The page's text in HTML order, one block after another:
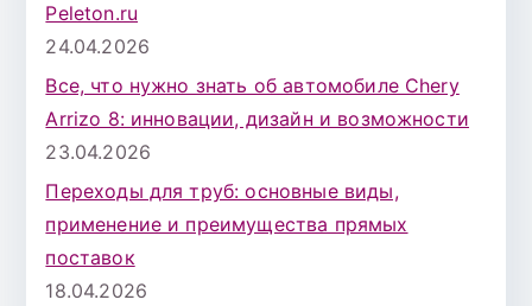
Peleton.ru
24.04.2026
Все, что нужно знать об автомобиле Chery
Arrizo 8: инновации, дизайн и возможности
23.04.2026
Переходы для труб: основные виды,
применение и преимущества прямых
поставок
18.04.2026